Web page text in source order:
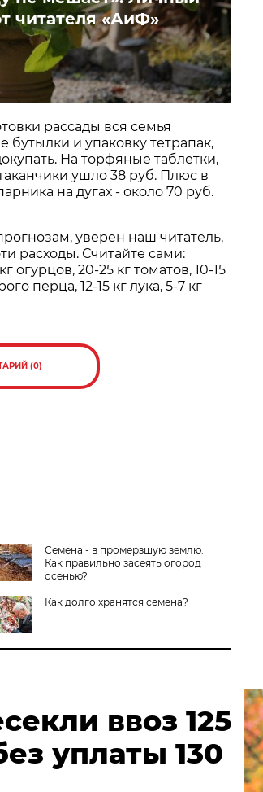
читателя «АиФ»
рассады вся семья
бутылки и упаковку тетрапак,
На торфяные таблетки,
ушло 38 руб. Плюс в
на дугах - около 70 руб.
уверен наш читатель,
расходы. Считайте сами:
огурцов, 20-25 кг томатов, 10-15
перца, 12-15 кг лука, 5-7 кг
(0)
Семена - в промерзшую землю.
Как правильно засеять огород
осенью?
Как долго хранятся семена?
ввоз 125
уплаты 130